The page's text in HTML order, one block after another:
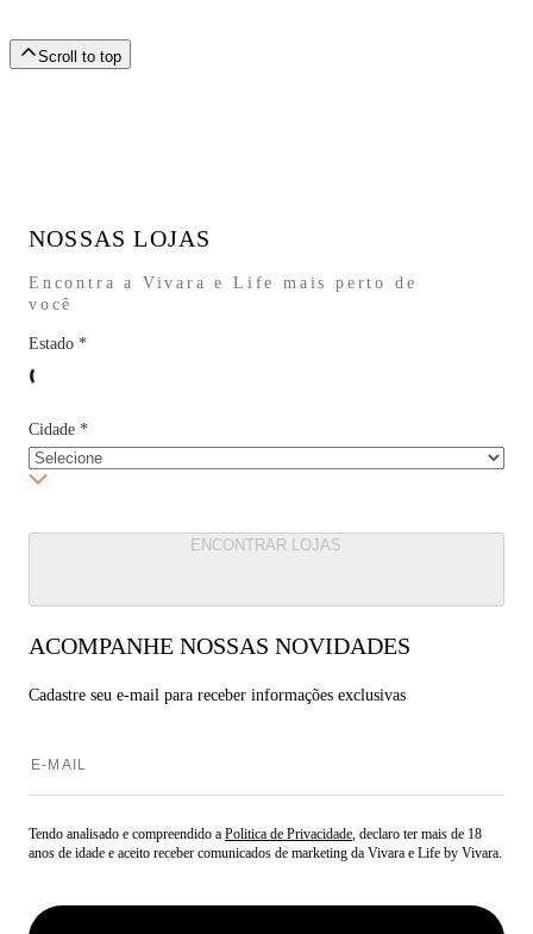
Scroll to top
NOSSAS LOJAS
Encontra a Vivara e Life mais perto de
você
Estado *
Cidade *
ENCONTRAR LOJAS
ACOMPANHE NOSSAS NOVIDADES
Cadastre seu e-mail para receber informações exclusivas
Tendo analisado e compreendido a Politica de Privacidade, declaro ter mais de 18
anos de idade e aceito receber comunicados de marketing da Vivara e Life by Vivara.